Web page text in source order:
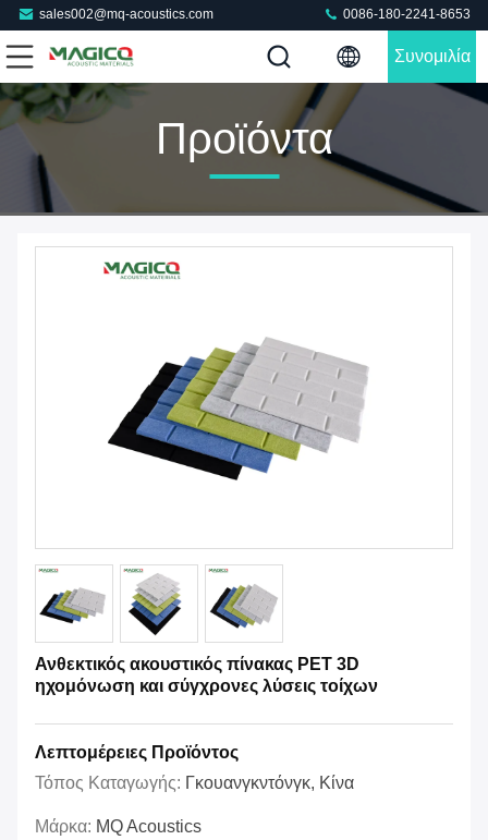
sales002@mq-acoustics.com 0086-180-2241-8653
Συνομιλία
Προϊόντα
Ανθεκτικός ακουστικός πίνακας PET 3D
ηχομόνωση και σύγχρονες λύσεις τοίχων
Λεπτομέρειες Προϊόντος
Τόπος Καταγωγής: Γκουανγκντόνγκ, Κίνα
Μάρκα: MQ Acoustics